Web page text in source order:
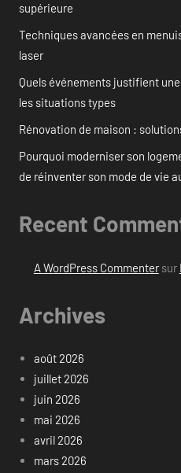
supérieure
Techniques avancées en
laser
Quels événements justifient
les situations types
Rénovation de maison :
Pourquoi moderniser son
de réinventer son mode de vie
Recent
A WordPress Commentersur
Archives
août 2026
juillet 2026
juin 2026
mai 2026
avril 2026
mars 2026